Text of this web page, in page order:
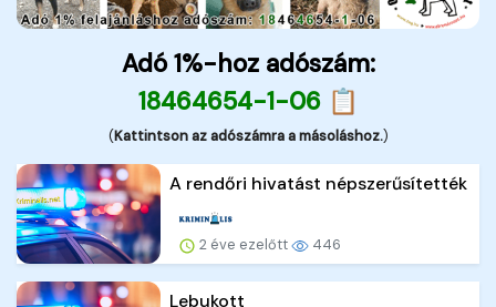
Adó 1%-hoz adószám:
18464654-1-06 📋
(Kattintson az adószámra a másoláshoz.)
A rendőri hivatást népszerűsítették
2 éve ezelőtt 446
Lebukott